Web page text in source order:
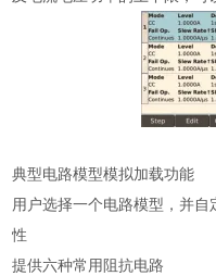
典型电路模型模拟加载功能
用户选择一个电路模型，并
性
提供六种常用阻抗电路